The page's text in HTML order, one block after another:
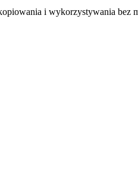
i wykorzystywania bez